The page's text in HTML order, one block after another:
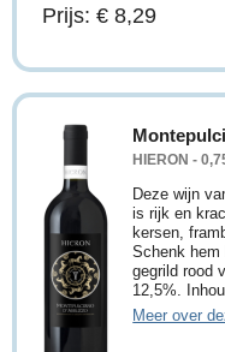
Prijs: € 8,29
HIERON -
Deze wijn
is rijk en
kersen,
Schenk
gegrild rood
12,5%.
Meer over